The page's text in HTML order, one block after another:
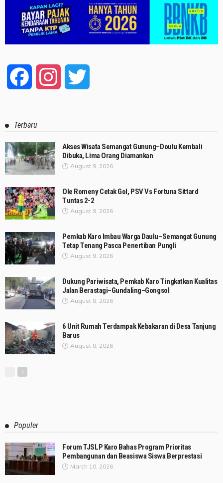
Facebook Instagram
Terbaru
Akses Wisata Semangat Gunung–Doulu Kembali
Dibuka, Lima Orang Diamankan
August 9, 2026
Ole Romeny Cetak Gol, PSV Vs Fortuna Sittard
Tuntas 2-2
August 9, 2026
Pemkab Karo Imbau Warga Daulu–Semangat Gunung
Tetap Tenang Pasca Penertiban Pungli
August 9, 2026
Dukung Pariwisata, Pemkab Karo Tingkatkan Kualitas
Jalan Berastagi–Gundaling–Gongsol
August 8, 2026
6 Unit Rumah Terdampak Kebakaran di Desa Tanjung
Barus
August 8, 2026
Populer
Forum TJSLP Karo Bahas Program Prioritas
Pembangunan dan Beasiswa Siswa Berprestasi
March 10, 2026